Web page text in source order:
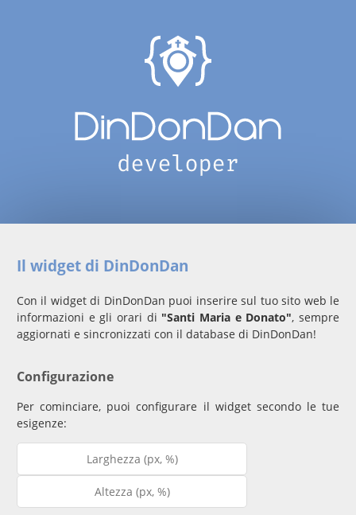
Il widget di DinDonDan
Con il widget di DinDonDan puoi inserire sul tuo sito web le
informazioni e gli orari di "Santi Maria e Donato", sempre
aggiornati e sincronizzati con il database di DinDonDan!
Configurazione
Per cominciare, puoi configurare il widget secondo le tue
esigenze: